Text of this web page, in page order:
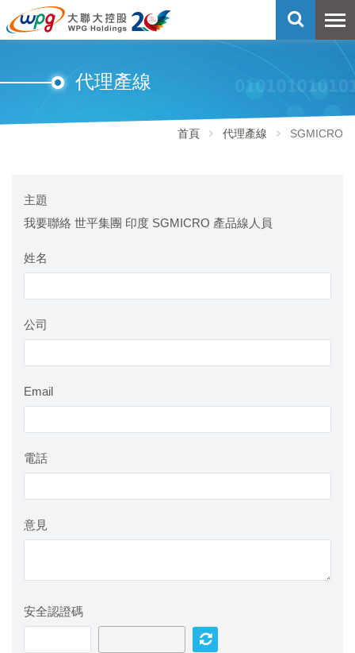
代理產線
首頁 代理產線 SGMICRO
主題
我要聯絡 世平集團 印度 SGMICRO 產品線人員
姓名
公司
Email
電話
意見
安全認證碼